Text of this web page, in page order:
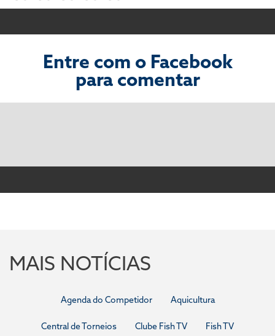
Entre com o Facebook
para comentar
MAIS NOTÍCIAS
Agenda do Competidor Aquicultura
Central de Torneios Clube Fish TV Fish TV